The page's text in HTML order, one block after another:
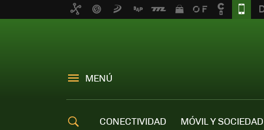
MENÚ
CONECTIVIDAD MÓVIL Y SOCIEDAD